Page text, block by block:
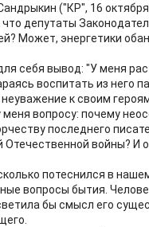
("КР", 16
депутаты
Может, энергетики
себя вывод: "У меня
воспитать из него
к своим
вопросу: почему
последнего
Отечественной войны? И
потеснился в
вопросы бытия.
бы смысл его